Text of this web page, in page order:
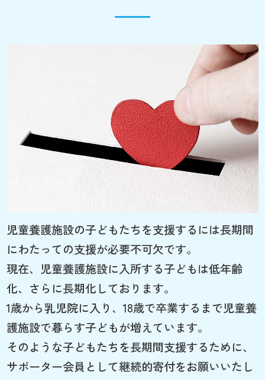
児童養護施設の子どもたちを支援するには長期間
にわたっての支援が必要不可欠です。
現在、児童養護施設に入所する子どもは低年齢
化、さらに長期化しております。
1歳から乳児院に入り、18歳で卒業するまで児童養
護施設で暮らす子どもが増えています。
そのような子どもたちを長期間支援するために、
サポーター会員として継続的寄付をお願いいたし